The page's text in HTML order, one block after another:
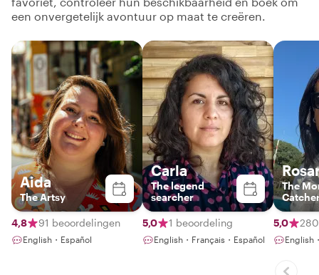
een onvergetelijk avontuur op maat te creëren.
Aida
The Artsy
4,8 91 beoordelingen
English・Español
Carla
The legend
searcher
5,0 1 beoordeling
English・Français・Español
The
5,0
English